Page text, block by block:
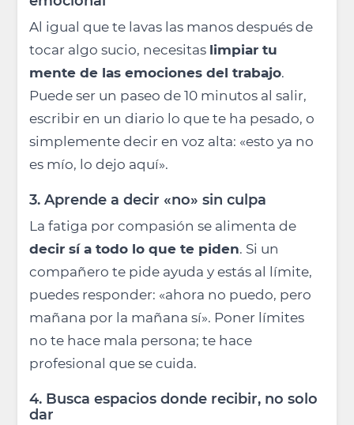
Al igual que te lavas las manos después de
tocar algo sucio, necesitas limpiar tu
mente de las emociones del trabajo.
Puede ser un paseo de 10 minutos al salir,
escribir en un diario lo que te ha pesado, o
simplemente decir en voz alta: «esto ya no
es mío, lo dejo aquí».
3. Aprende a decir «no» sin culpa
La fatiga por compasión se alimenta de
decir sí a todo lo que te piden. Si un
compañero te pide ayuda y estás al límite,
puedes responder: «ahora no puedo, pero
mañana por la mañana sí». Poner límites
no te hace mala persona; te hace
profesional que se cuida.
4. Busca espacios donde recibir, no solo
dar